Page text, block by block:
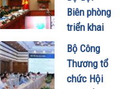
thành
phiên bản
chính mình
01/08/2026
sản, lan
tỏa giá trị
xanh
31/07/2026
Biên phòng
triển khai
phương
hướng,
nhiệm vụ
Bộ Công
Thương tổ
chức Hội